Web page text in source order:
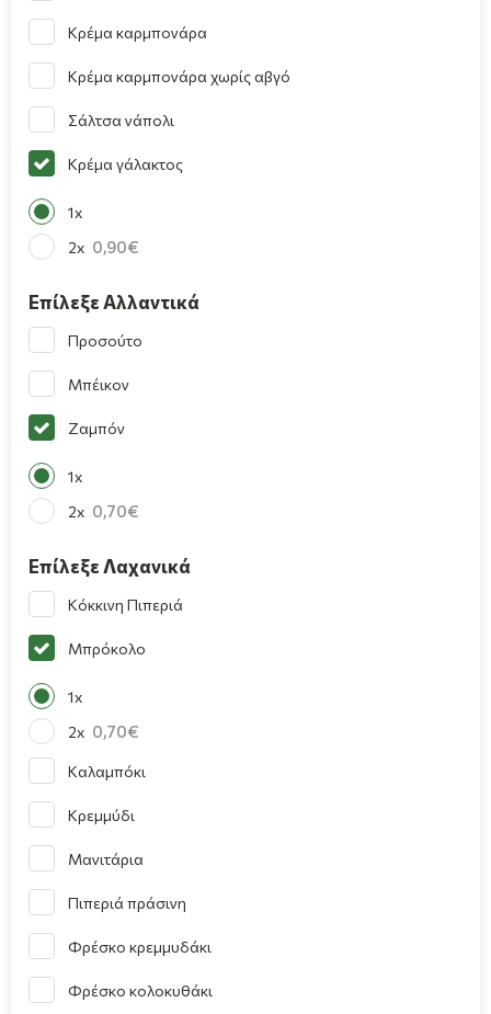
Κρέμα καρμπονάρα
Κρέμα καρμπονάρα χωρίς αβγό
Σάλτσα νάπολι
Κρέμα γάλακτος
1x
2x 0,90
Επίλεξε Αλλαντικά
Προσούτο
Μπέικον
Ζαμπόν
1x
2x 0,70
Επίλεξε Λαχανικά
Κόκκινη Πιπεριά
Μπρόκολο
1x
2x 0,70
Καλαμπόκι
Κρεμμύδι
Μανιτάρια
Πιπεριά πράσινη
Φρέσκο κρεμμυδάκι
Φρέσκο κολοκυθάκι